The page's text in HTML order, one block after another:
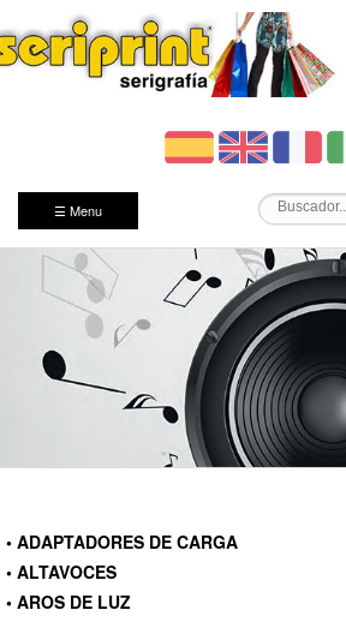
☰ Menu
• ADAPTADORES DE CARGA
• ALTAVOCES
• AROS DE LUZ